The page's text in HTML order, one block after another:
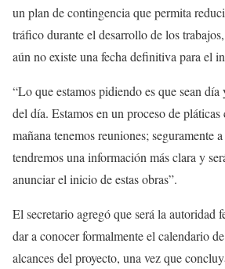
un plan de contingencia que permita
tráfico durante el desarrollo de los
aún no existe una fecha definitiva para el
“Lo que estamos pidiendo es que sean
del día. Estamos en un proceso de
mañana tenemos reuniones; seguramente
tendremos una información más clara y
anunciar el inicio de estas obras”.
El secretario agregó que será la autoridad
dar a conocer formalmente el calendario
alcances del proyecto, una vez que